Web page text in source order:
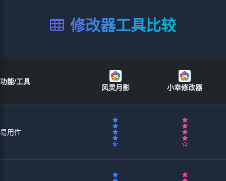
修改器工具比较
功能/工具
风灵月影 小幸修改器
易用性